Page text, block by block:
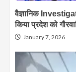
वैज्ञानिक
किया प्रदेश को
January 7, 2026